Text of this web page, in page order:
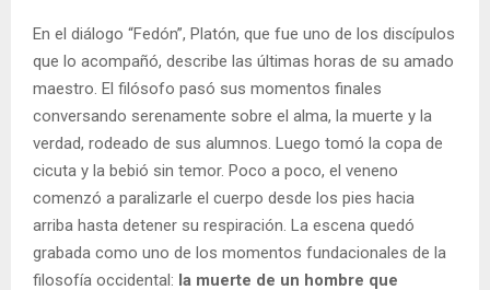
En el diálogo “Fedón”, Platón, que fue uno de los discípulos
que lo acompañó, describe las últimas horas de su amado
maestro. El filósofo pasó sus momentos finales
conversando serenamente sobre el alma, la muerte y la
verdad, rodeado de sus alumnos. Luego tomó la copa de
cicuta y la bebió sin temor. Poco a poco, el veneno
comenzó a paralizarle el cuerpo desde los pies hacia
arriba hasta detener su respiración. La escena quedó
grabada como uno de los momentos fundacionales de la
filosofía occidental: la muerte de un hombre que